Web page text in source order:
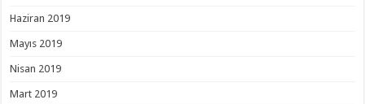
Haziran 2019
Mayıs 2019
Nisan 2019
Mart 2019